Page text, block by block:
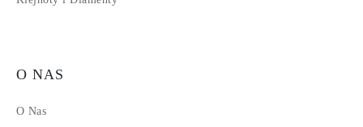
O NAS
O Nas